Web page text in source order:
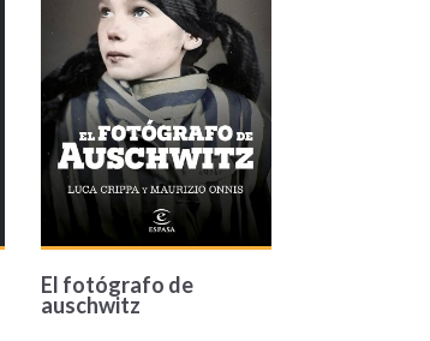
El fotógrafo de
auschwitz